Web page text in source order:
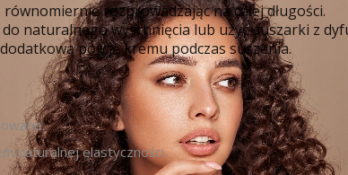
równomiernie rozprowadzając na całej długości.
naturalnego wyschnięcia lub użyć suszarki z
porcję kremu podczas suszenia.
naturalnej elastyczności.